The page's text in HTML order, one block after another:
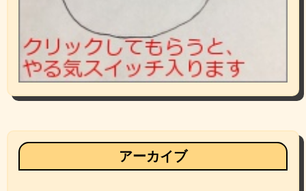
アーカイブ